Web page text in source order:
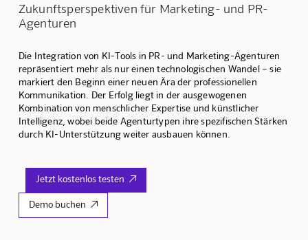
Zukunftsperspektiven für Marketing- und PR-
Agenturen
Die Integration von KI-Tools in PR- und Marketing-Agenturen
repräsentiert mehr als nur einen technologischen Wandel – sie
markiert den Beginn einer neuen Ära der professionellen
Kommunikation. Der Erfolg liegt in der ausgewogenen
Kombination von menschlicher Expertise und künstlicher
Intelligenz, wobei beide Agenturtypen ihre spezifischen Stärken
durch KI-Unterstützung weiter ausbauen können.
Jetzt kostenlos testen 
Demo buchen 